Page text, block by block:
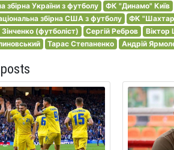
збірна України з футболу ФК "Динамо" Київ
збірна США з футболу
ФК
(футболіст)
Сергій Ребров Віктор
Тарас Степаненко Андрій